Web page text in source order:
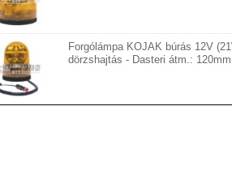
Forgólámpa KOJAK búrás 12V
dörzshajtás - Dasteri átm.: